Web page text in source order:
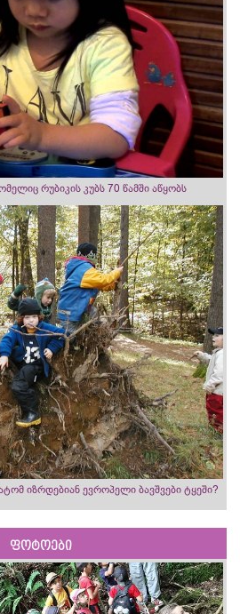
რუბიკის კუბს 70 წამში აწყობს
იზრდებიან ევროპელი ბავშვები ტყეში?
ფოტოები